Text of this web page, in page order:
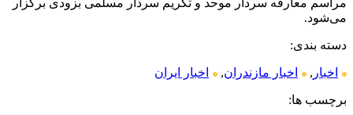
می‌شود.
دسته بندی:
اخبار , اخبار مازندران, اخبار ایران
برچسب ها: